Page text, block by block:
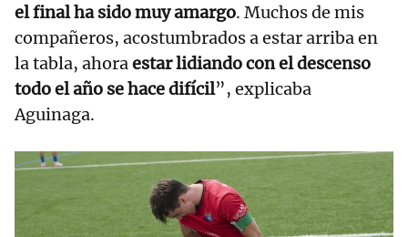
el final ha sido muy amargo. Muchos de mis
compañeros, acostumbrados a estar arriba en
la tabla, ahoraestar lidiando con el descenso
todo el año se hace difícil”, explicaba
Aguinaga.